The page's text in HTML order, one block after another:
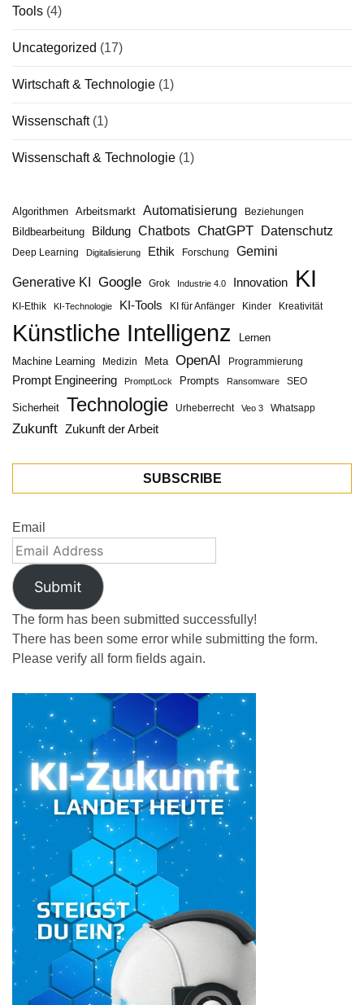
Tools (4)
Uncategorized (17)
Wirtschaft & Technologie (1)
Wissenschaft(1)
Wissenschaft & Technologie (1)
Algorithmen Arbeitsmarkt Automatisierung Beziehungen
Bildbearbeitung Bildung Chatbots ChatGPT Datenschutz
Deep Learning Digitalisierung Ethik Forschung Gemini
Generative KI Google Grok Industrie 4.0 Innovation KI
KI-Ethik KI-Technologie KI-Tools KI für Anfänger Kinder Kreativität
Künstliche Intelligenz
Lernen
Machine Learning
Medizin Meta OpenAI Programmierung
Prompt Engineering PromptLock Prompts Ransomware SEO
Sicherheit Technologie Urheberrecht Veo 3 Whatsapp
Zukunft Zukunft der Arbeit
SUBSCRIBE
Email
Submit
The form has been submitted successfully!
There has been some error while submitting the form.
Please verify all form fields again.